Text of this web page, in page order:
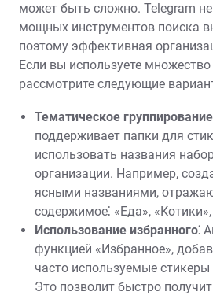
может быть сложно. Telegram
мощных инструментов поиска
поэтому эффективная
Если вы используете множество
рассмотрите следующие
Тематическое
поддерживает папки для
использовать названия
организации. Например,
ясными названиями,
содержимое⁚ «Еда»,
Использование избранного⁚
функцией «Избранное»,
часто используемые
Это позволит быстро